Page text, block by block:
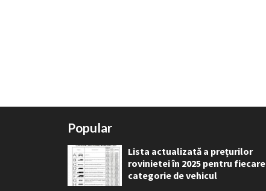
Popular
Lista actualizată a prețurilor
rovinietei în 2025 pentru fiecare
categorie de vehicul